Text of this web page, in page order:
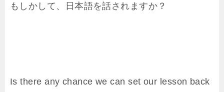
もしかして、日本語を話されますか？
Is there any chance we can set our lesson back